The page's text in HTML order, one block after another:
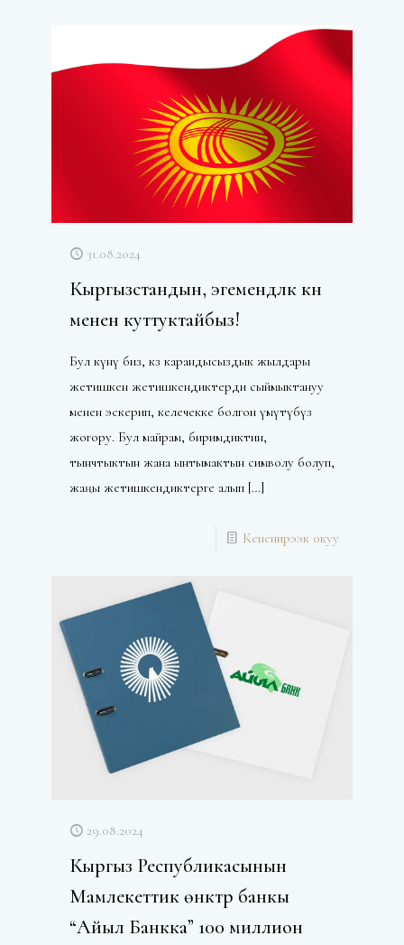
31.08.2024
Кыргызстандын, эгемендүүлүк күнү
менен куттуктайбыз!
Бул күнү биз, көз карандысыздык жылдары
жетишкен жетишкендиктерди сыймыктануу
менен эскерип, келечекке болгон үмүтүбүз
жогору. Бул майрам, биримдиктин,
тынчтыктын жана ынтымактын символу болуп,
жаңы жетишкендиктерге алып […]
Кененирээк окуу
29.08.2024
Кыргыз Республикасынын
Мамлекеттик өнүктүрүү банкы
“Айыл Банкка” 100 миллион